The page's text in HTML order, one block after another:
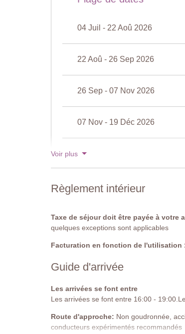
Chambre 2
Douche, lavabo, toilettes
Piscine partagée(à débordement)
Profondeur: de 1,45 à 2,2 mètres
Cloturée: oui
Distance des villas: 50 mètres
04 Juil - 22 Aoû 2026
22 Aoû - 26 Sep 2026
26 Sep - 07 Nov 2026
07 Nov - 19 Déc 2026
19 Déc - 02 Jan 2027
Voir plus
Règlement intérieur
Taxe de séjour doit être payée à votre
quelques exceptions sont applicables
Facturation en fonction de l'utilisation
Guide d'arrivée
Les arrivées se font entre
Les arrivées se font entre 16:00 -
Route d'approche: Non goudronnée,
conducteurs expérimentés recommandés